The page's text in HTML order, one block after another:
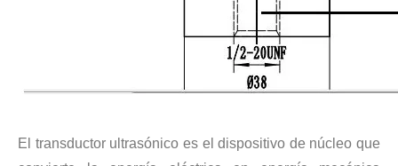
El transductor ultrasónico es el dispositivo de núcleo que